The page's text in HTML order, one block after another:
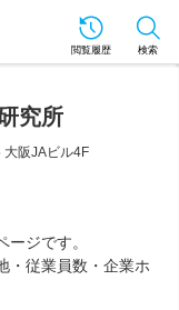
閲覧履歴 検索
究所
大阪JAビル4F
ージです。
・従業員数・企業ホ